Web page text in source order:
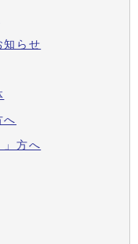
知らせ
へ
」方へ